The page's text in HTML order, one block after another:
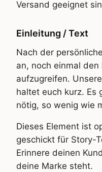
Versand geeignet
Einleitung / Text
Nach der
an, noch einmal
aufzugreifen.
haltet euch kurz. Es
nötig, so wenig wie
Dieses Element ist
geschickt für Story-
Erinnere deinen
deine Marke steht.